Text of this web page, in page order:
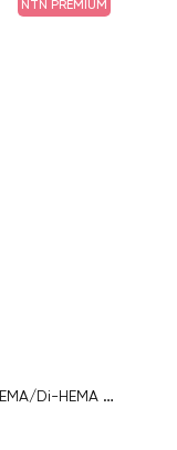
NTN PREMIUM
UltraHold Acid Free NTN Premium HEMA/Di-HEMA Free 5 ml